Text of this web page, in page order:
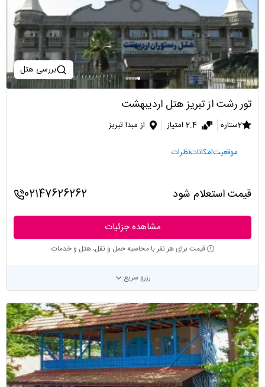
بررسی هتل
تور رشت از تبریز هتل اردیبهشت
2ستاره 2.4 امتیاز از مبدا تبریز
موقعیتامکاناتنظرات
قیمت استعلام شود 02147626262
مشاهده جزئیات
قیمت برای هر نفر با محاسبه حمل و نقل، هتل و خدمات
رزرو سریع